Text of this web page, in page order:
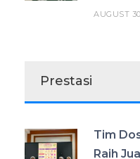
AUGUST
Prestasi
Tim
Raih